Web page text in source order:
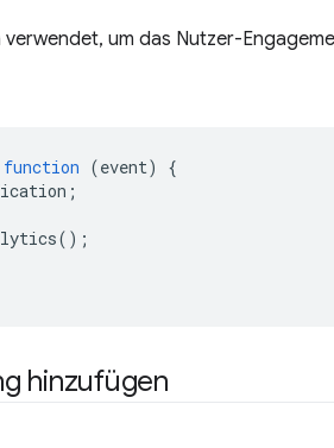
um das Nutzer-
function (event)
{
;
();
hinzufügen